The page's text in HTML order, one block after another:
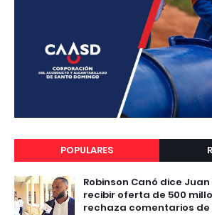
POPULARES
Robinson Canó dice
recibir oferta de 500
rechaza comentarios de